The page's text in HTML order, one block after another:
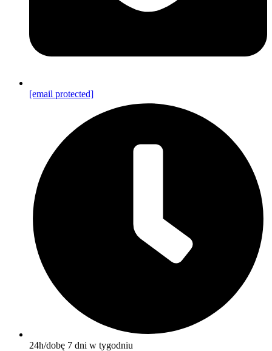
[email protected]
24h/dobę 7 dni w tygodniu